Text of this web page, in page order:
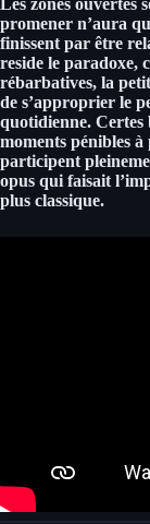
promener n’aura
finissent par être
reside le paradoxe,
rébarbatives, la
de s’approprier le
quotidienne. Certes
moments pénibles à
participent
opus qui faisait
plus classique.